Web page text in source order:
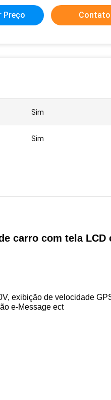
Preço Contato
Sim
Sim
carro com tela LCD
exibição de velocidade
e-Message ect